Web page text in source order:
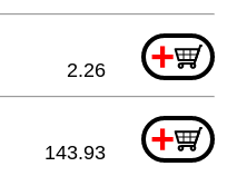
+
2.26
+
143.93